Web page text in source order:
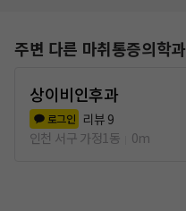
주변 다른 마취통증의학과
상이비인후과
로그인 리뷰 9
인천 서구 가정1동
0m